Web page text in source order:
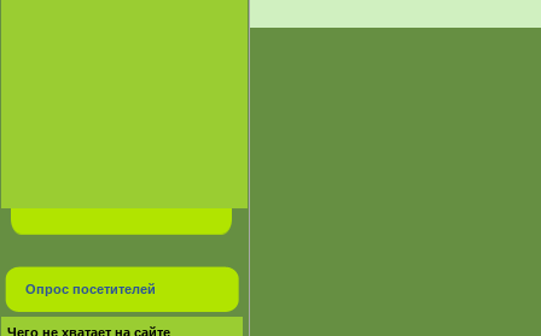
Опрос посетителей
Чего не хватает на сайте